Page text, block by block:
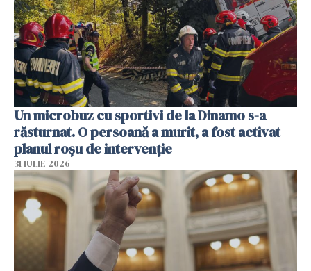
Un microbuz cu sportivi de la Dinamo s-a
răsturnat. O persoană a murit, a fost activat
planul roșu de intervenție
31 IULIE 2026